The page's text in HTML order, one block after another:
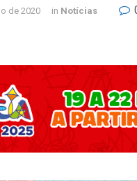
de 2020 in Notícias